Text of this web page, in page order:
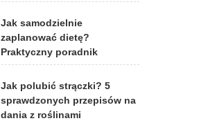
Jak samodzielnie
zaplanować dietę?
Praktyczny poradnik
Jak polubić strączki? 5
sprawdzonych przepisów na
dania z roślinami